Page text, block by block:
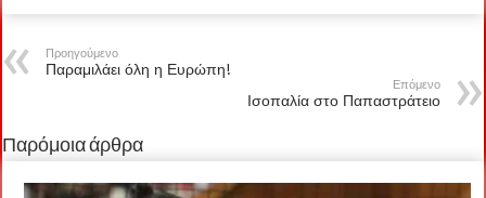
Προηγούμενο
Παραμιλάει όλη η Ευρώπη!
Επόμενο
Ισοπαλία στο Παπαστράτειο
Παρόμοια άρθρα